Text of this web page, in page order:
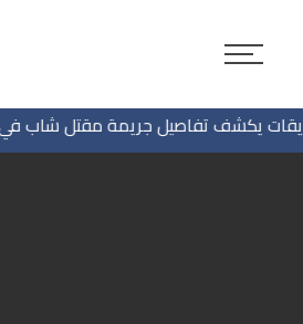
يكشف تفاصيل جريمة مقتل شاب في